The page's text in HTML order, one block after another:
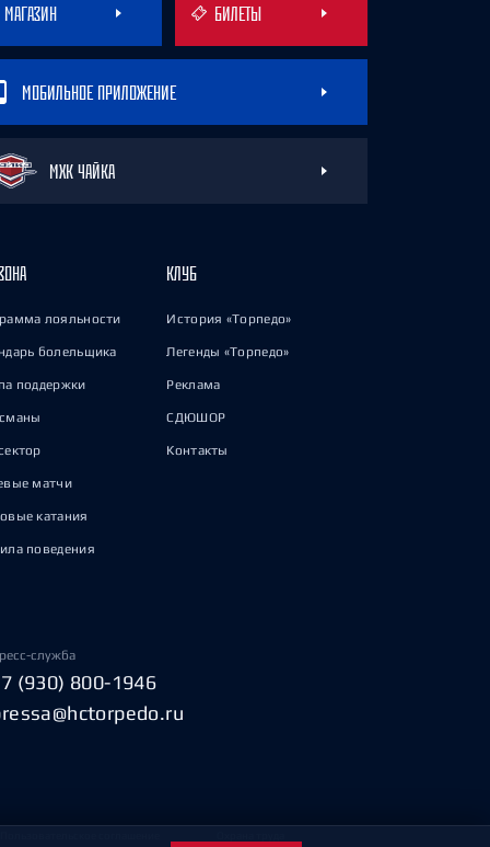
МАГАЗИН БИЛЕТЫ
МОБИЛЬНОЕ ПРИЛОЖЕНИЕ
МХК ЧАЙКА
лояльности
болельщика
поддержки
матчи
катания
поведения
КЛУБ
История «Торпедо»
Легенды «Торпедо»
Реклама
СДЮШОР
Контакты
служба
(930) 800-1946